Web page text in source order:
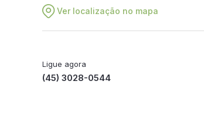
Ver localização no mapa
Ligue agora
(45) 3028-0544